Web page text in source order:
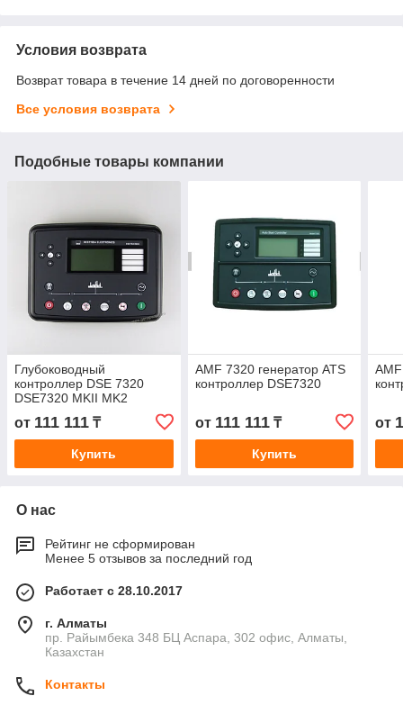
Условия возврата
Возврат товара в течение 14 дней по договоренности
Все условия возврата
Подобные товары компании
Глубоководный
контроллер DSE 7320
DSE7320 MKII MK2
от 111 111 ₸
Купить
AMF 7320 генератор ATS
контроллер DSE7320
от 111 111₸
Купить
от
О нас
Рейтинг не сформирован
Менее 5 отзывов за последний год
Работает с 28.10.2017
г. Алматы
пр. Райымбека 348 БЦ Аспара, 302 офис, Алматы,
Казахстан
Контакты